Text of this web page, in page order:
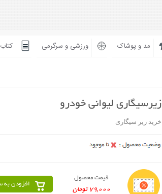
مد و پوشاک ورزشی و سرگرمی
زیرسیگاری لیوانی خودرو
خرید زیر سیگاری
قیمت محصول
79,000 تومان
افزودن به